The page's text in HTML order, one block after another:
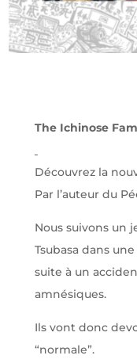
The Ichinose
Découvrez la
Par l’auteur du
Nous suivons un
Tsubasa dans
suite à un
amnésiques.
Ils vont donc
“normale”.